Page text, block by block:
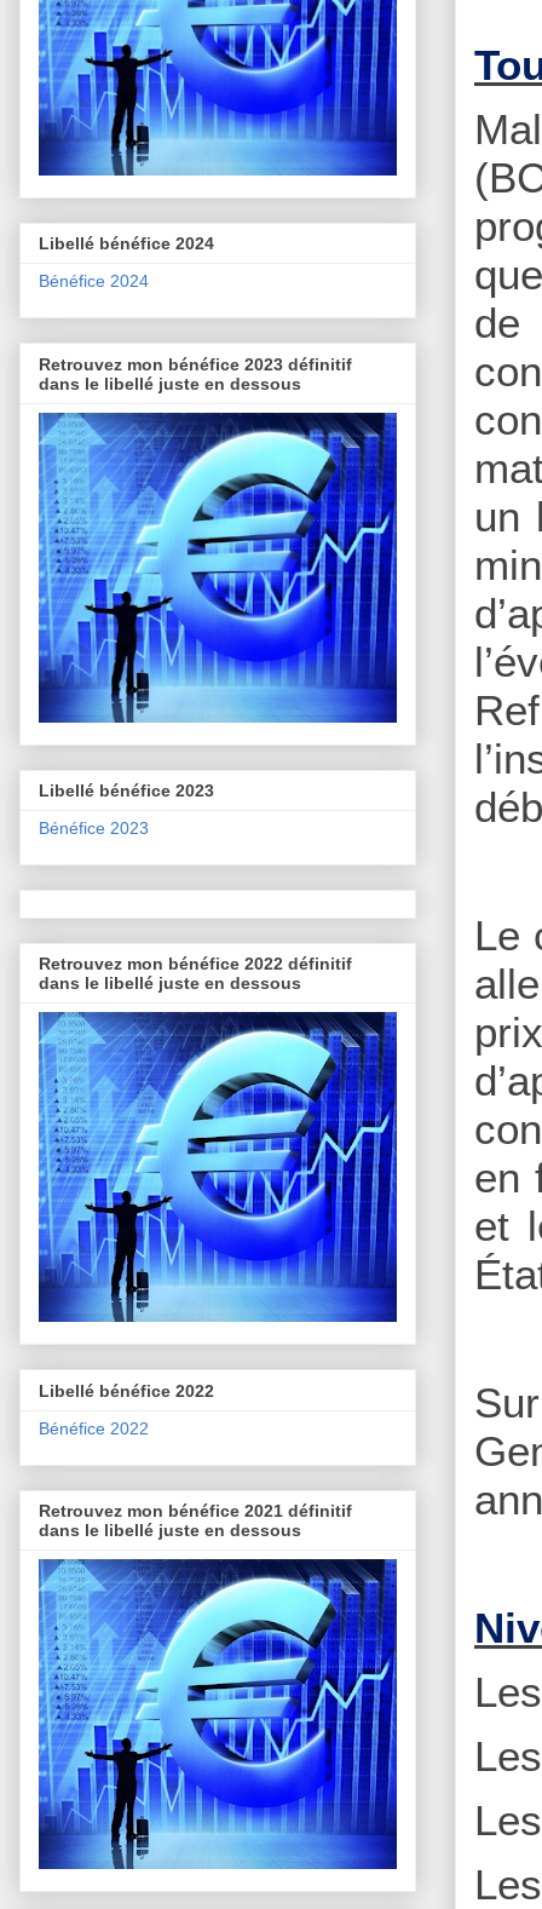
de
un
Le
en
et
Libellé bénéfice 2024
Bénéfice 2024
Retrouvez mon bénéfice 2023 définitif
dans le libellé juste en dessous
Libellé bénéfice 2023
Bénéfice 2023
Retrouvez mon bénéfice 2022 définitif
dans le libellé juste en dessous
Libellé bénéfice 2022
Bénéfice 2022
Retrouvez mon bénéfice 2021 définitif
dans le libellé juste en dessous